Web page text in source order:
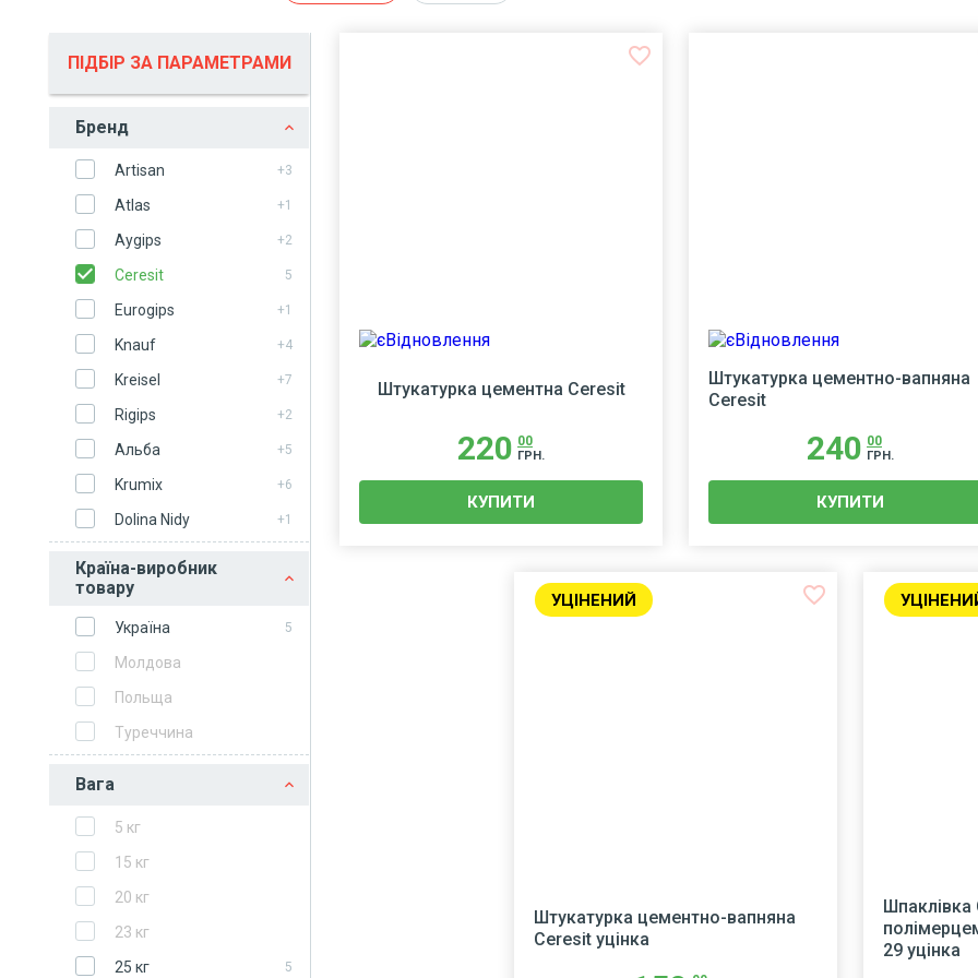
ПІДБІР ЗА ПАРАМЕТРАМИ
Бренд
Artisan +3
Atlas +1
Aygips +2
Ceresit 5
Eurogips +1
Knauf +4
Kreisel +7
Rigips +2
Альба +5
Krumix +6
Dolina Nidy +1
Країна-виробник
товару
Україна 5
Молдова
Польща
Туреччина
Вага
5 кг
15 кг
20 кг
23 кг
25 кг
5
Штукатурка цементна Ceresit
220 00
ГРН.
КУПИТИ
favorite_border
Штукатурка цементно-вапняна
Ceresit
240 00
ГРН.
КУПИТИ
УЦІНЕНИЙ
Штукатурка цементно-вапняна
Ceresit уцінка
favorite_border
Шпаклівка
29 уцінка